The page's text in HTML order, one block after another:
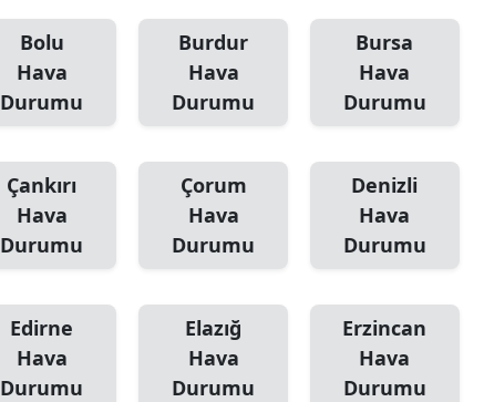
Bolu
Hava
Durumu
Burdur
Hava
Durumu
Bursa
Hava
Durumu
Çankırı
Hava
Durumu
Çorum
Hava
Durumu
Denizli
Hava
Durumu
Edirne
Hava
Durumu
Elazığ
Hava
Durumu
Erzincan
Hava
Durumu